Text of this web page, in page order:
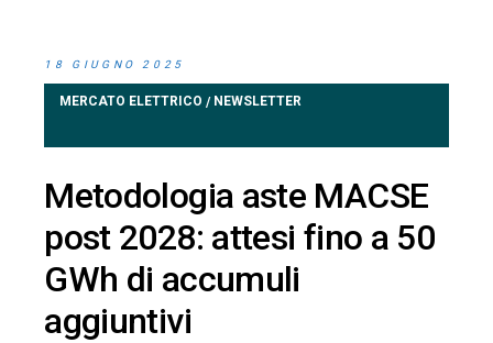
18 GIUGNO 2025
MERCATO ELETTRICO / NEWSLETTER
Metodologia aste MACSE
post 2028: attesi fino a 50
GWh di accumuli
aggiuntivi